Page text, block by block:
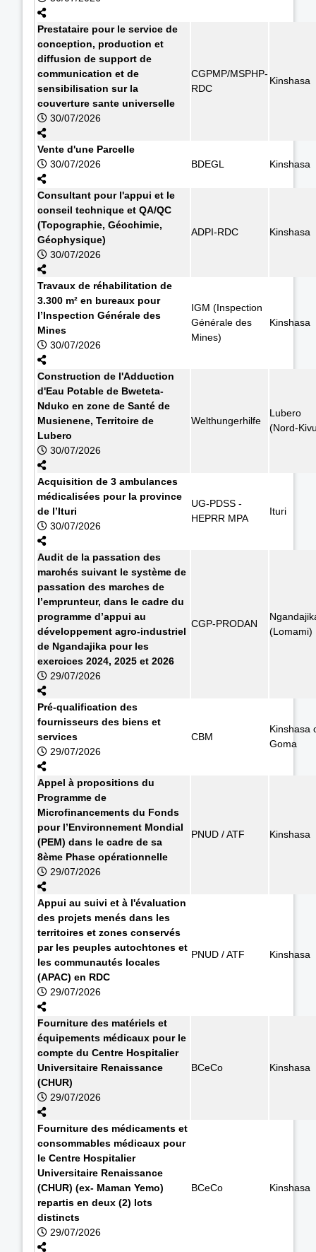
Prestataire pour le service de
conception, production et
diffusion de support de
communication et de
sensibilisation sur la
couverture sante universelle
30/07/2026
CGPMP/MSPHP-
RDC
Kinshasa
Vente d'une Parcelle
30/07/2026
BDEGL Kinshasa
Consultant pour l'appui et le
conseil technique et QA/QC
(Topographie, Géochimie,
Géophysique)
30/07/2026
ADPI-RDC Kinshasa
Travaux de réhabilitation de
3.300 m² en bureaux pour
l’Inspection Générale des
Mines
30/07/2026
IGM (Inspection
Générale des
Mines)
Kinshasa
Construction de l'Adduction
d'Eau Potable de Bweteta-
Nduko en zone de Santé de
Musienene, Territoire de
Lubero
30/07/2026
Welthungerhilfe
Lubero
(Nord-
Acquisition de 3 ambulances
médicalisées pour la province
de l’Ituri
30/07/2026
UG-PDSS -
HEPRR MPA
Ituri
Audit de la passation des
marchés suivant le système de
passation des marches de
l’emprunteur, dans le cadre du
programme d’appui au
développement agro-industriel
de Ngandajika pour les
exercices 2024, 2025 et 2026
29/07/2026
CGP-PRODAN
(Lomami)
Pré-qualification des
fournisseurs des biens et
services
29/07/2026
CBM
Kinshasa
Goma
Appel à propositions du
Programme de
Microfinancements du Fonds
pour l’Environnement Mondial
(PEM) dans le cadre de sa
8ème Phase opérationnelle
29/07/2026
PNUD / ATF Kinshasa
Appui au suivi et à l'évaluation
des projets menés dans les
territoires et zones conservés
par les peuples autochtones et
les communautés locales
(APAC) en RDC
29/07/2026
PNUD / ATF Kinshasa
Fourniture des matériels et
équipements médicaux pour le
compte du Centre Hospitalier
Universitaire Renaissance
(CHUR)
29/07/2026
BCeCo Kinshasa
Fourniture des médicaments et
consommables médicaux pour
le Centre Hospitalier
Universitaire Renaissance
(CHUR) (ex- Maman Yemo)
repartis en deux (2) lots
distincts
29/07/2026
BCeCo Kinshasa